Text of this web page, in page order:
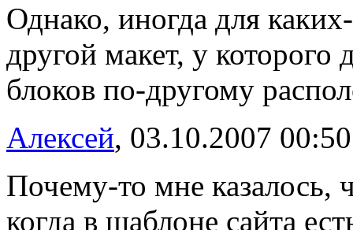
Однако, иногда для
другой макет, у
блоков по-другому
Алексей, 03.10.2007 00:50
Почему-то мне казалось,
когда в шаблоне сайта